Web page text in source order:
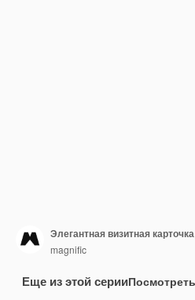
Элегантная визитная
magnific
Еще из этой серии